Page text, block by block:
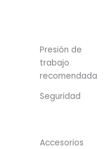
Presión de
trabajo
recomendada
Seguridad
Accesorios